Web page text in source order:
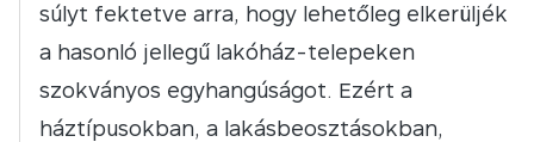
súlyt fektetve arra, hogy lehetőleg elkerüljék
a hasonló jellegű lakóház-telepeken
szokványos egyhangúságot. Ezért a
háztípusokban, a lakásbeosztásokban,